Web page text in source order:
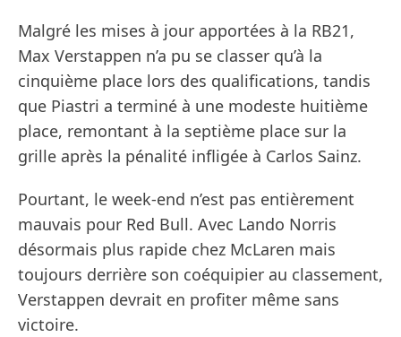
Malgré les mises à jour apportées à la RB21,
Max Verstappen n’a pu se classer qu’à la
cinquième place lors des qualifications, tandis
que Piastri a terminé à une modeste huitième
place, remontant à la septième place sur la
grille après la pénalité infligée à Carlos Sainz.
Pourtant, le week-end n’est pas entièrement
mauvais pour Red Bull. Avec Lando Norris
désormais plus rapide chez McLaren mais
toujours derrière son coéquipier au classement,
Verstappen devrait en profiter même sans
victoire.